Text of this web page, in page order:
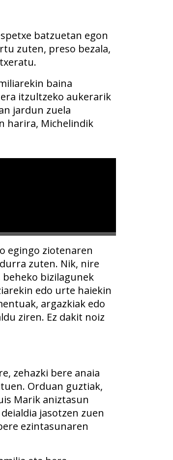
batzuetan egon
zuten, preso bezala,
baina
itzultzeko aukerarik
jardun zuela
harira, Michelindik
egingo ziotenaren
zuten. Nik, nire
bizilagunek
edo urte haiekin
argazkiak edo
ziren. Ez dakit noiz
zehazki bere anaia
Orduan guztiak,
Marik aniztasun
jasotzen zuen
ezintasunaren